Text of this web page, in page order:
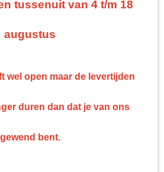
tussenuit van 4 t/m 18
augustus
wel open maar de levertijden
duren dan dat je van ons
gewend bent.